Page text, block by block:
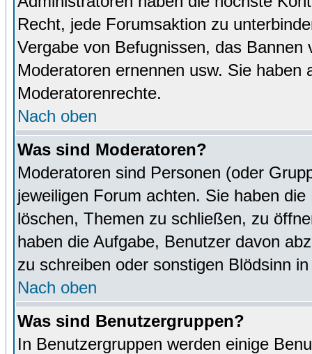
Recht, jede Forumsaktion zu
Vergabe von Befugnissen, das
Moderatoren ernennen usw. Sie
Moderatorenrechte.
Nach oben
Was sind Moderatoren?
Moderatoren sind Personen (oder
jeweiligen Forum achten. Sie haben
löschen, Themen zu schließen, zu
haben die Aufgabe, Benutzer davon
zu schreiben oder sonstigen Blödsinn
Nach oben
Was sind Benutzergruppen?
In Benutzergruppen werden einige